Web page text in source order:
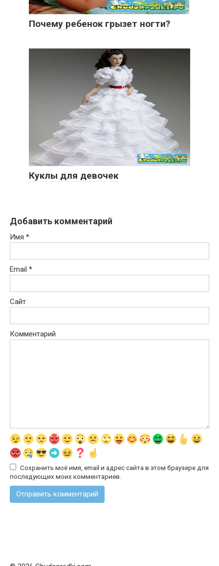
Почему ребенок грызет ногти?
Куклы для девочек
Добавить комментарий
Имя *
Email *
Сайт
Комментарий
Сохранить моё имя, email и адрес сайта в этом браузере для
последующих моих комментариев.